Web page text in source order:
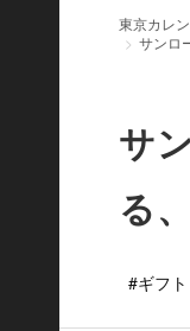
東京カレ
サンロ
サ
る
#ギフト